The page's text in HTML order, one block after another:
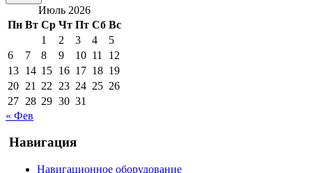
Июль 2026
Пн Вт Ср Чт Пт Сб Вс
1
2 3 4
5
6
7 8 9 10 11
12
13 14 15 16 17 18 19
20 21 22 23 24 25 26
27 28 29 30 31
« Фев
Навигация
Навигационное оборудование